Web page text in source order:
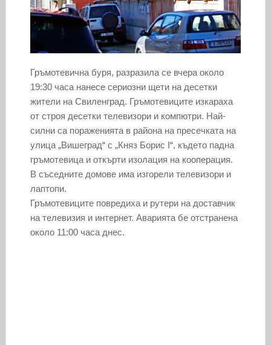
Гръмотевична буря, разразила се вчера около
19:30 часа нанесе сериозни щети на десетки
жители на Свиленград. Гръмотевиците изкараха
от строя десетки телевизори и компютри. Най-
силни са пораженията в района на пресечката на
улица „Вишеград“ с „Княз Борис I“, където падна
гръмотевица и откърти изолация на кооперация.
В съседните домове има изгорели телевизори и
лаптопи.
Гръмотевиците повредиха и рутери на доставчик
на телевизия и интернет. Аварията бе отстранена
около 11:00 часа днес.